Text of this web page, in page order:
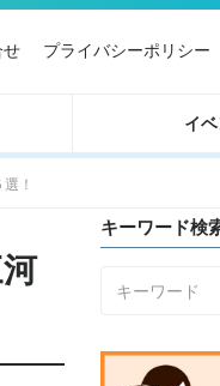
せ プライバシーポリシー
イ
！
キーワード検